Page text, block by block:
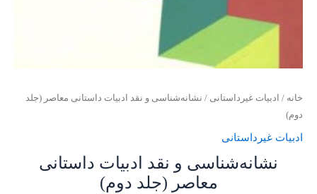
خانه / ادبیات غیرداستانی / نشانه‌شناسی و نقد ادبیات داستانی معاصر (جلد
دوم)
ادبیات غیرداستانی
نشانه‌شناسی و نقد ادبیات داستانی
معاصر (جلد دوم)